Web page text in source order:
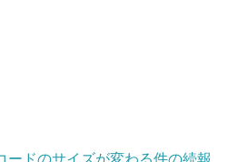
ードのサイズが変わる件の続報